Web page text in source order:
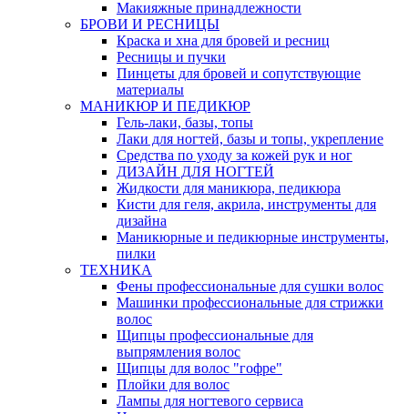
Макияжные принадлежности
БРОВИ И РЕСНИЦЫ
Краска и хна для бровей и ресниц
Ресницы и пучки
Пинцеты для бровей и сопутствующие
материалы
МАНИКЮР И ПЕДИКЮР
Гель-лаки, базы, топы
Лаки для ногтей, базы и топы, укрепление
Средства по уходу за кожей рук и ног
ДИЗАЙН ДЛЯ НОГТЕЙ
Жидкости для маникюра, педикюра
Кисти для геля, акрила, инструменты для
дизайна
Маникюрные и педикюрные инструменты,
пилки
ТЕХНИКА
Фены профессиональные для сушки волос
Машинки профессиональные для стрижки
волос
Щипцы профессиональные для
выпрямления волос
Щипцы для волос "гофре"
Плойки для волос
Лампы для ногтевого сервиса